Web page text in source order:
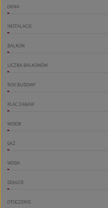
OKNA
INSTALACJE
BALKON
LICZBA BALKONÓW
ROK BUDOWY
PLAC ZABAW
WIDOK
GAZ
WODA
DOJAZD
OTOCZENIE